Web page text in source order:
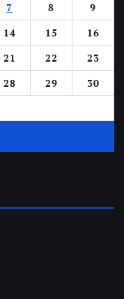
7 8
9
14 15
16
21 22
23
28 29
30